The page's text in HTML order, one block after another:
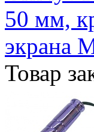
50 мм,
экрана
Товар